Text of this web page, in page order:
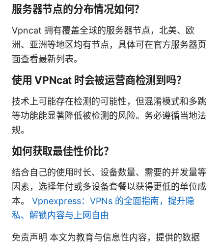
服务器节点的分布情况如何？
Vpncat 拥有覆盖全球的服务器节点，北美、欧
洲、亚洲等地区均有节点，具体可在官方服务器页
面查看最新列表。
使用 VPNcat 时会被运营商检测到吗？
技术上可能存在检测的可能性，但混淆模式和多跳
等功能能显著降低被检测的风险。务必遵循当地法
规。
如何获取最佳性价比？
结合自己的使用时长、设备数量、需要的并发量等
因素，选择年付或多设备套餐以获得更低的单位成
本。 Vpnexpress：VPNs 的全面指南，提升隐
私、解锁内容与上网自由
免责声明 本文为教育与信息性内容，提供的数据